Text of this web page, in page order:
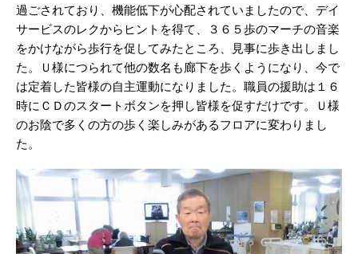
過ごされており、機能低下が心配されていましたので、デイ
サービスのレクからヒントを得て、３６５歩のマーチの音楽
をかけながら歩行を促してみたところ、見事に歩き出しまし
た。Ｕ様につられて他の数名も廊下を歩くようになり、今で
は定着した皆様の自主運動になりました。職員の援助は１６
時にＣＤのスタートボタンを押し皆様を促すだけです。Ｕ様
のお陰で多くの方の歩く楽しみがあるフロアに変わりまし
た。